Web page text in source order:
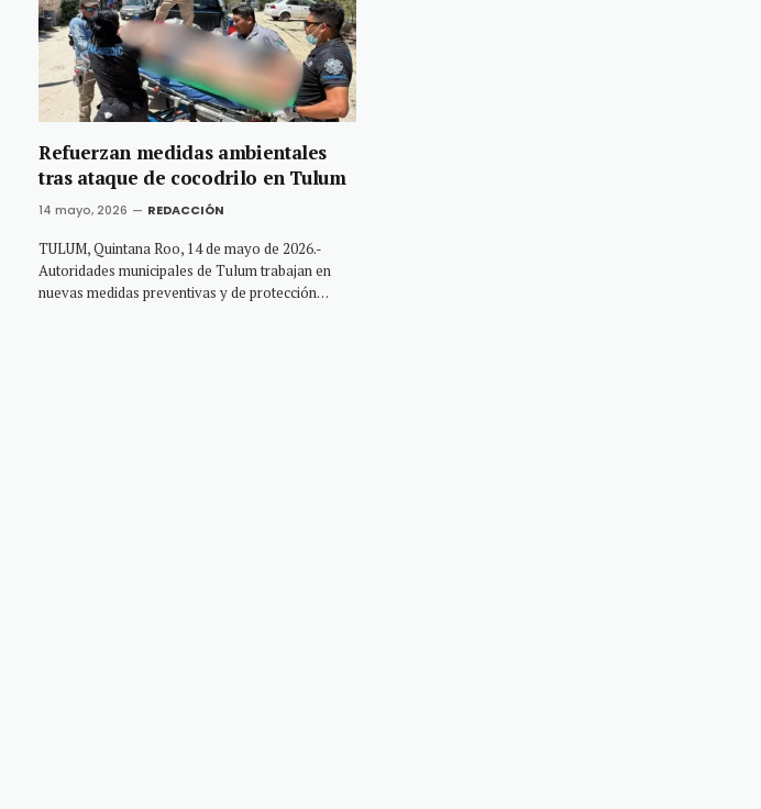
Refuerzan medidas ambientales
tras ataque de cocodrilo en Tulum
14 mayo, 2026 REDACCIÓN
TULUM, Quintana Roo, 14 de mayo de 2026.-
Autoridades municipales de Tulum trabajan en
nuevas medidas preventivas y de protección…